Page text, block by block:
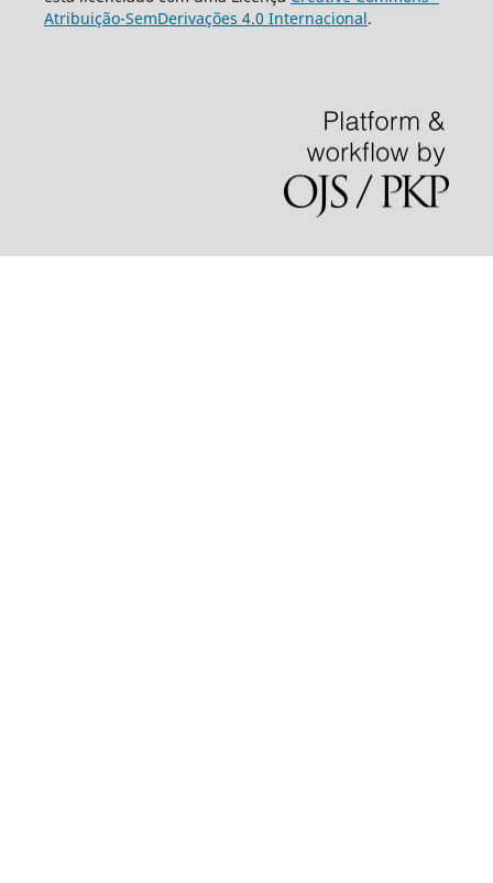
Atribuição-SemDerivações 4.0 Internacional.